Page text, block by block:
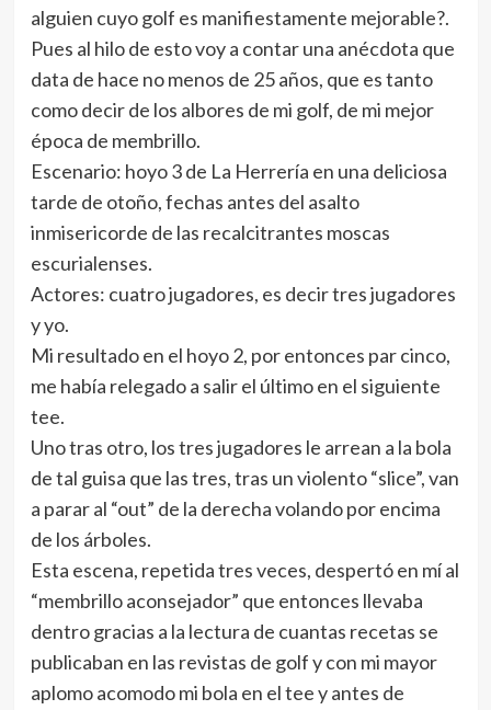
alguien cuyo golf es manifiestamente mejorable?.
Pues al hilo de esto voy a contar una anécdota que
data de hace no menos de 25 años, que es tanto
como decir de los albores de mi golf, de mi mejor
época de membrillo.
Escenario: hoyo 3 de La Herrería en una deliciosa
tarde de otoño, fechas antes del asalto
inmisericorde de las recalcitrantes moscas
escurialenses.
Actores: cuatro jugadores, es decir tres jugadores
y yo.
Mi resultado en el hoyo 2, por entonces par cinco,
me había relegado a salir el último en el siguiente
tee.
Uno tras otro, los tres jugadores le arrean a la bola
de tal guisa que las tres, tras un violento “slice”, van
a parar al “out” de la derecha volando por encima
de los árboles.
Esta escena, repetida tres veces, despertó en mí al
“membrillo aconsejador” que entonces llevaba
dentro gracias a la lectura de cuantas recetas se
publicaban en las revistas de golf y con mi mayor
aplomo acomodo mi bola en el tee y antes de